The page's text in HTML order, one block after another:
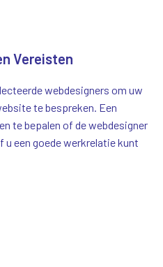
Vereisten
webdesigners om uw
te bespreken. Een
te bepalen of de webdesigner
een goede werkrelatie kunt